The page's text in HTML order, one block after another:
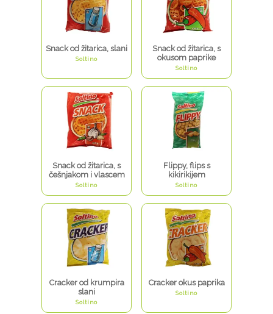
Snack od žitarica, slani
Soltino
Snack od žitarica, s
okusom paprike
Soltino
Snack od žitarica, s
češnjakom i vlascem
Soltino
Flippy, flips s
kikirikijem
Soltino
Cracker od krumpira
slani
Soltino
Cracker okus paprika
Soltino